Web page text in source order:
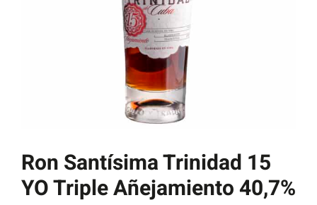
Ron Santísima Trinidad 15
YO Triple Añejamiento 40,7%